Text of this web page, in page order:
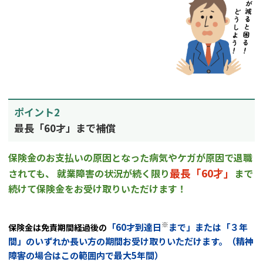
ポイント2
最長「60才」まで補償
保険金のお支払いの原因となった病気やケガが原因で退職
されても、 就業障害の状況が続く限り最長「60才」
まで
続けて保険金をお受け取りいただけます！
保険金は免責期間経過後の 「60才到達日※まで」または「３年
間」のいずれか長い方の期間お受け取りいただけます。（精神
障害の場合はこの範囲内で最大5年間）